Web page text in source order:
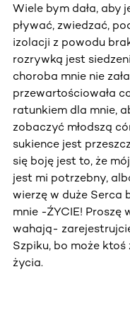
Wiele bym dała, aby
pływać, zwiedzać,
izolacji z powodu
rozrywką jest
choroba mnie nie
przewartościowała
ratunkiem dla mnie,
zobaczyć młodszą
sukience jest
się boję jest to, że
jest mi potrzebny,
wierzę w duże Serca
mnie -ŹYCIE! Proszę
wahają-
Szpiku, bo może
życia.